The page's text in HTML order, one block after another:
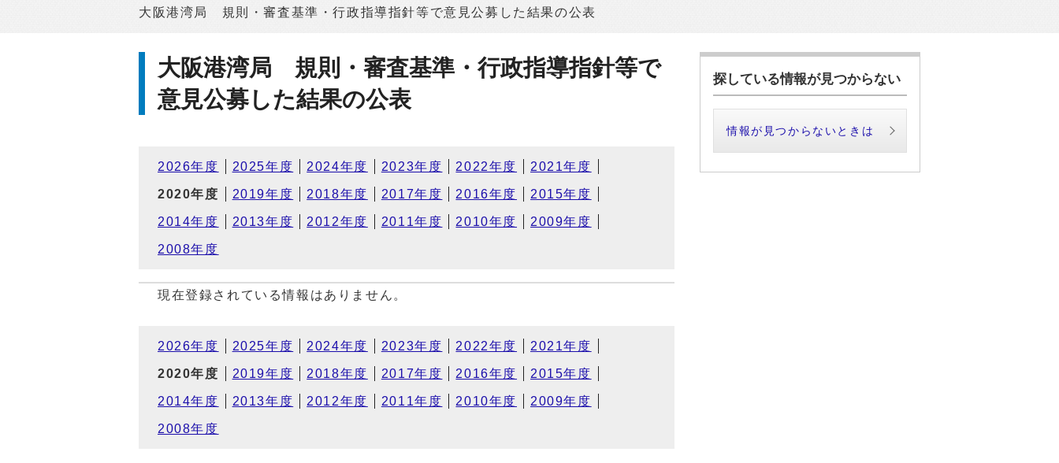
大阪港湾局 規則・審査基準・行政指導指針等で意見公募した結果の公表
大阪港湾局 規則・審査基準・行政指導指針等で
意見公募した結果の公表
2026年度 2025年度 2024年度 2023年度 2022年度 2021年度
2020年度 2019年度 2018年度 2017年度 2016年度 2015年度
2014年度 2013年度 2012年度 2011年度 2010年度 2009年度
2008年度
現在登録されている情報はありません。
2026年度 2025年度 2024年度 2023年度 2022年度 2021年度
2020年度 2019年度 2018年度 2017年度 2016年度 2015年度
2014年度 2013年度 2012年度 2011年度 2010年度 2009年度
2008年度
探している情報が見つからない
情報が見つからないときは